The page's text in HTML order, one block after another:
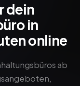
dein
in
online
ab